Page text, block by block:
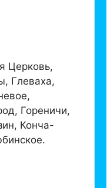
Церковь,
Глеваха,
Гореничи,
Конча-